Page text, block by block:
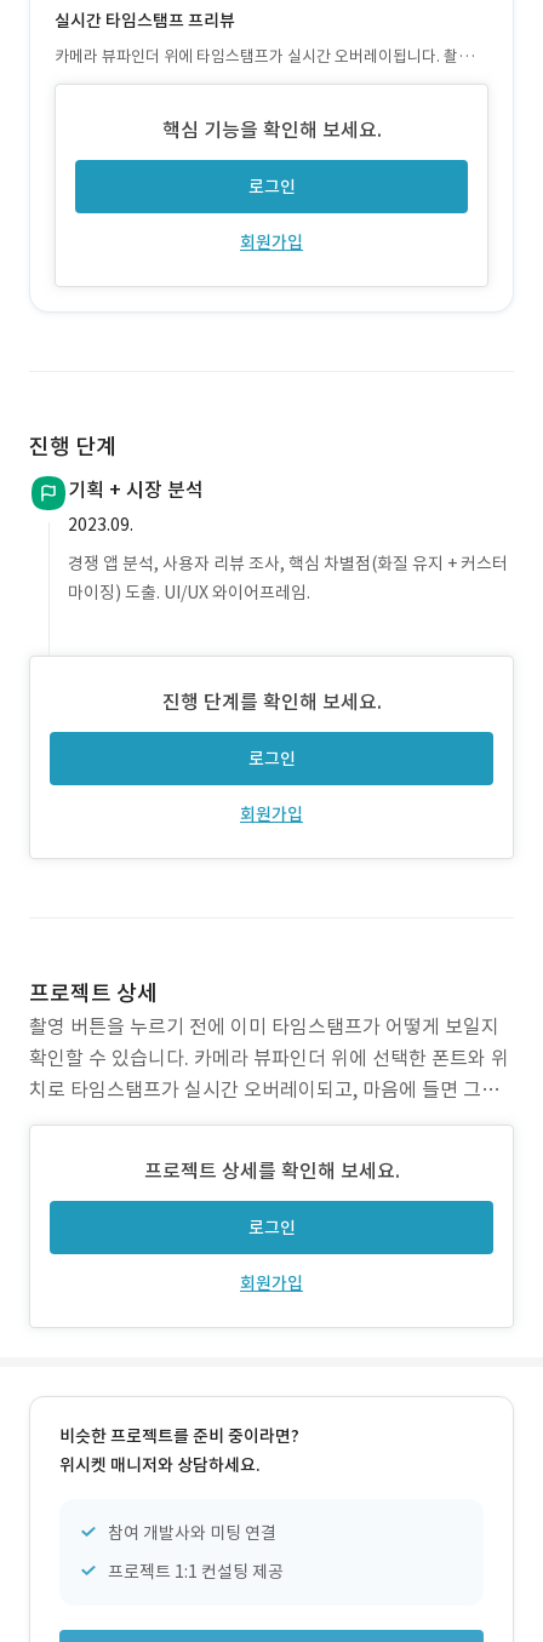
실시간 타임스탬프 프리뷰
카메라 뷰파인더 위에 타임스탬프가 실시간 오버레이됩니다. 촬영
전에 최종 결과를 미리 확인하고, 마음에 들면 그대로 촬영합니다.
핵심 기능을 확인해 보세요.
로그인
회원가입
진행 단계
기획 + 시장 분석
2023.09.
경쟁 앱 분석, 사용자 리뷰 조사, 핵심 차별점(화질 유지 + 커스터
마이징) 도출. UI/UX 와이어프레임.
진행 단계를 확인해 보세요.
로그인
회원가입
프로젝트 상세
촬영 버튼을 누르기 전에 이미 타임스탬프가 어떻게 보일지
확인할 수 있습니다. 카메라 뷰파인더 위에 선택한 폰트와 위
치로 타임스탬프가 실시간 오버레이되고, 마음에 들면 그대
로 촬영하면 됩니다. 촬영→편집→저장이 하나의 화면에서
트를 제공합니다. 미니멀한 산세리프부터 감성적인 핸드라이
팅, 클래식한 세리프까지 — 사진의 분위기에 맞는 스타일을
고를 수
프로젝트 상세를 확인해 보세요.
로그인
회원가입
비슷한 프로젝트를 준비 중이라면?
위시켓 매니저와 상담하세요.
참여 개발사와 미팅 연결
프로젝트 1:1 컨설팅 제공